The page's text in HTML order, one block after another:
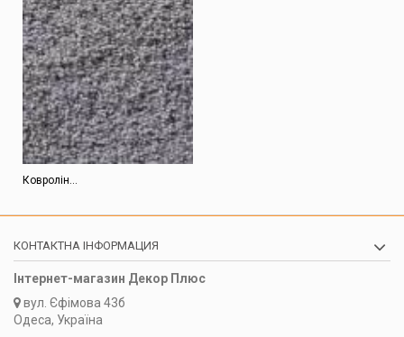
Ковролін...
КОНТАКТНА ІНФОРМАЦИЯ
Інтернет-магазин Декор Плюс
вул. Єфімова 43б
Одеса, Україна